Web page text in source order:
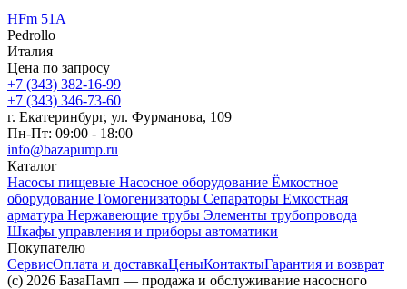
HFm 51A
Pedrollo
Италия
Цена по запросу
+7 (343) 382-16-99
+7 (343) 346-73-‬60
г. Екатеринбург, ул. Фурманова, 109
Пн-Пт: 09:00 - 18:00
info@bazapump.ru
Каталог
Насосы пищевые Насосное оборудование Ёмкостное
оборудование Гомогенизаторы Сепараторы Емкостная
арматура Нержавеющие трубы Элементы трубопровода
Шкафы управления и приборы автоматики
Покупателю
СервисОплата и доставкаЦеныКонтактыГарантия и возврат
(c) 2026 БазаПамп — продажа и обслуживание насосного